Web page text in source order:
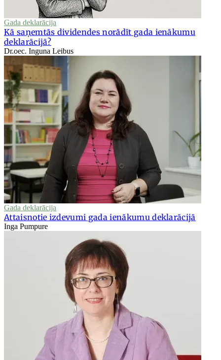
Gada deklarācija
Kā saņemtās dividendes norādīt gada ienākumu
deklarācijā?
Dr.oec. Inguna Leibus
Gada deklarācija
Attaisnotie izdevumi gada ienākumu deklarācijā
Inga Pumpure